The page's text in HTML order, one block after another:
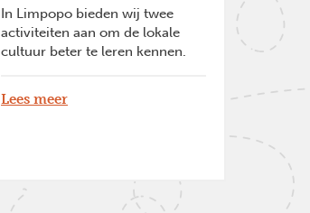
In Limpopo bieden wij twee
activiteiten aan om de lokale
cultuur beter te leren kennen.
Lees meer
Next